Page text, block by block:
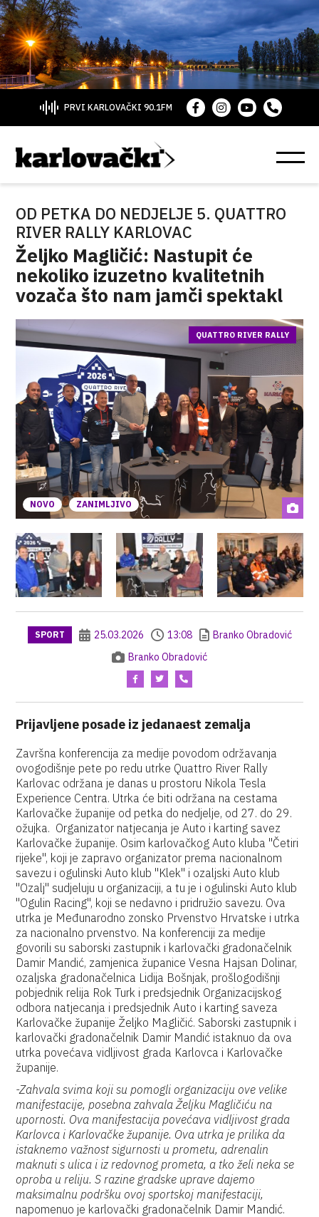
PRVI KARLOVAČKI 90.1FM
OD PETKA DO NEDJELJE 5. QUATTRO
RIVER RALLY KARLOVAC
Željko Magličić: Nastupit će
nekoliko izuzetno kvalitetnih
vozača što nam jamči spektakl
NOVO ZANIMLJIVO
QUATTRO RIVER RALLY
SPORT 25.03.2026 13:08
Branko Obradović
Branko Obradović
Prijavljene posade iz jedanaest zemalja
Završna konferencija za medije povodom održavanja
ovogodišnje pete po redu utrke Quattro River Rally
Karlovac održana je danas u prostoru Nikola Tesla
Experience Centra. Utrka će biti održana na cestama
Karlovačke županije od petka do nedjelje, od 27. do 29.
ožujka. Organizator natjecanja je Auto i karting savez
Karlovačke županije. Osim karlovačkog Auto kluba "Četiri
rijeke", koji je zapravo organizator prema nacionalnom
savezu i ogulinski Auto klub "Klek" i ozaljski Auto klub
"Ozalj" sudjeluju u organizaciji, a tu je i ogulinski Auto klub
"Ogulin Racing", koji se nedavno i pridružio savezu. Ova
utrka je Međunarodno zonsko Prvenstvo Hrvatske i utrka
za nacionalno prvenstvo. Na konferenciji za medije
govorili su saborski zastupnik i karlovački gradonačelnik
Damir Mandić, zamjenica županice Vesna Hajsan Dolinar,
ozaljska gradonačelnica Lidija Bošnjak, prošlogodišnji
pobjednik relija Rok Turk i predsjednik Organizacijskog
odbora natjecanja i predsjednik Auto i karting saveza
Karlovačke županije Željko Magličić. Saborski zastupnik i
karlovački gradonačelnik Damir Mandić istaknuo da ova
utrka povećava vidljivost grada Karlovca i Karlovačke
županije.
-Zahvala svima koji su pomogli organizaciju ove velike
manifestacije, posebna zahvala Željku Magličiću na
upornosti. Ova manifestacija povećava vidljivost grada
Karlovca i Karlovačke županije. Ova utrka je prilika da
istaknemo važnost sigurnosti u prometu, adrenalin
maknuti s ulica i iz redovnog prometa, a tko želi neka se
oproba u reliju. S razine gradske uprave dajemo
maksimalnu podršku ovoj sportskoj manifestaciji,
napomenuo je karlovački gradonačelnik Damir Mandić.